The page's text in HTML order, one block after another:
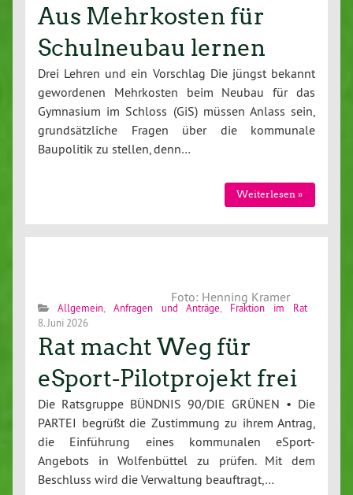
Aus Mehrkosten für
Schulneubau lernen
Drei Lehren und ein Vorschlag Die jüngst bekannt
gewordenen Mehrkosten beim Neubau für das
Gymnasium im Schloss (GiS) müssen Anlass sein,
grundsätzliche Fragen über die kommunale
Baupolitik zu stellen, denn…
Weiterlesen »
Foto: Henning Kramer
Allgemein, Anfragen und Anträge
Fraktion im Rat
8. Juni 2026
Rat macht Weg für
eSport-Pilotprojekt frei
Die Ratsgruppe BÜNDNIS 90/DIE GRÜNEN • Die
PARTEI begrüßt die Zustimmung zu ihrem Antrag,
die Einführung eines kommunalen eSport-
Angebots in Wolfenbüttel zu prüfen. Mit dem
Beschluss wird die Verwaltung beauftragt,…